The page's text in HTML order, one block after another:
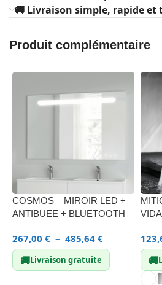
🚚 Livraison simple, rapide
Produit complémentaire
COSMOS – MIROIR LED +
ANTIBUEE + BLUETOOTH
267,00 € – 485,64 €
🚚Livraison gratuite 🚚